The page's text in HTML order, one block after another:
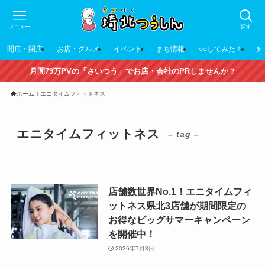
探す
メニュー
開店・閉店 お店・グルメ イベント まち情報 ○○してみた！
月間79万PVの「さいつう」でお店・会社のPRしませんか？
ホーム エニタイムフィットネス
エニタイムフィットネス – tag –
店舗数世界No.1！エニタイムフィ
ットネス県北3店舗が期間限定の
お得なビッグサマーキャンペーン
を開催中！
2026年7月3日